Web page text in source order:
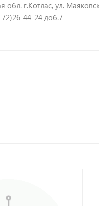
обл. г.Котлас, ул.
44-24 доб.7